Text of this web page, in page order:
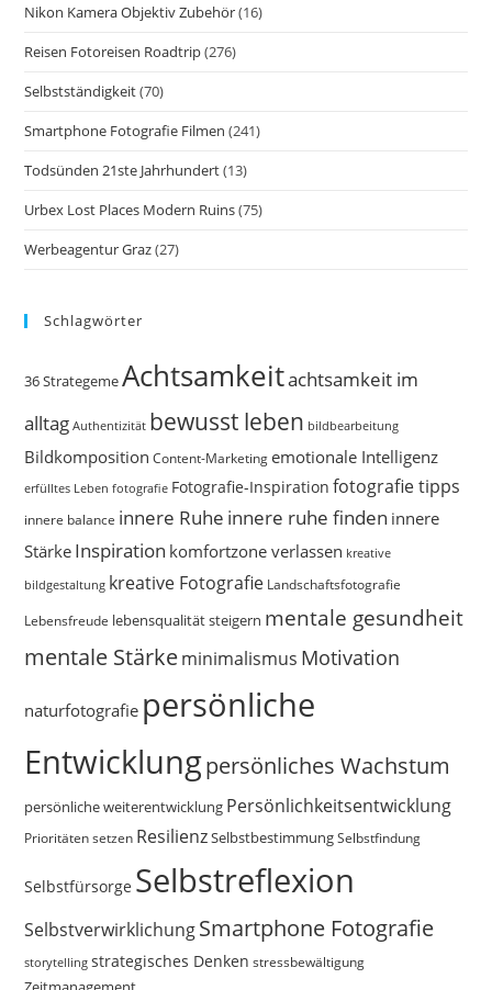
Nikon Kamera Objektiv Zubehör(16)
Reisen Fotoreisen Roadtrip(276)
Selbstständigkeit(70)
Smartphone Fotografie Filmen (241)
Todsünden 21ste Jahrhundert(13)
Urbex Lost Places Modern Ruins(75)
Werbeagentur Graz(27)
Schlagwörter
36 StrategemeAchtsamkeitachtsamkeit im
alltag Authentizität bewusst leben bildbearbeitung
Bildkomposition Content-Marketing emotionale Intelligenz
erfülltes Leben fotografie Fotografie-Inspiration fotografie tipps
innere balance innere Ruhe innere ruhe finden innere
Stärke Inspiration komfortzone verlassen kreative
bildgestaltung kreative Fotografie Landschaftsfotografie
Lebensfreude lebensqualität steigern mentale gesundheit
mentale Stärkeminimalismus Motivation
naturfotografie persönliche
Entwicklungpersönliches Wachstum
persönliche weiterentwicklung Persönlichkeitsentwicklung
Prioritäten setzen ResilienzSelbstbestimmung Selbstfindung
Selbstfürsorge Selbstreflexion
SelbstverwirklichungSmartphone Fotografie
storytelling strategisches Denken stressbewältigung